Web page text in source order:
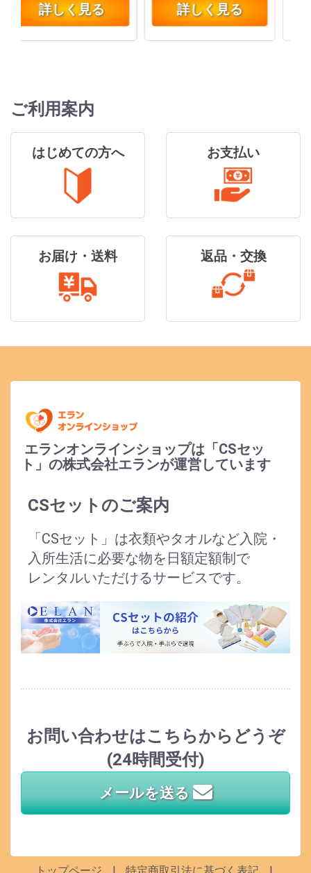
詳しく見る
詳しく見る
ご利用案内
はじめての方へ お支払い
お届け・送料 返品・交換
エランオンラインショップは「CSセッ
ト」の株式会社エランが運営しています
CSセットのご案内
「CSセット」は衣類やタオルなど入院・
入所生活に必要な物を日額定額制で
レンタルいただけるサービスです。
お問い合わせはこちらからどうぞ
(24時間受付)
メールを送る